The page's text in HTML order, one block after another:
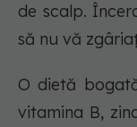
de scalp.
să nu vă
O dietă
vitamina B,